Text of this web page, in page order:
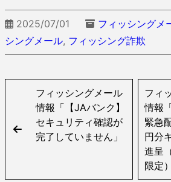
2025/07/01 フィッシングメ
シングメール, フィッシング詐欺
フィッシングメール
情報「【JAバンク】
セキュリティ確認が
完了していません」
フィ
情報
緊急
円分
進呈
限定